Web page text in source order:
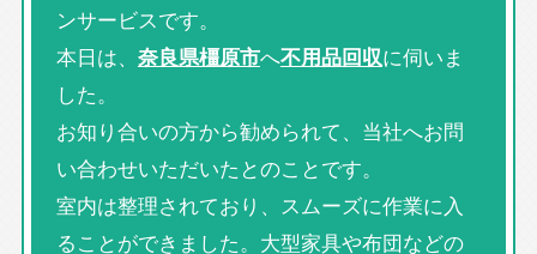
ンサービスです。
本日は、 奈良県橿原市へ不用品回収に伺いま
した。
お知り合いの方から勧められて、当社へお問
い合わせいただいたとのことです。
室内は整理されており、スムーズに作業に入
ることができました。大型家具や布団などの